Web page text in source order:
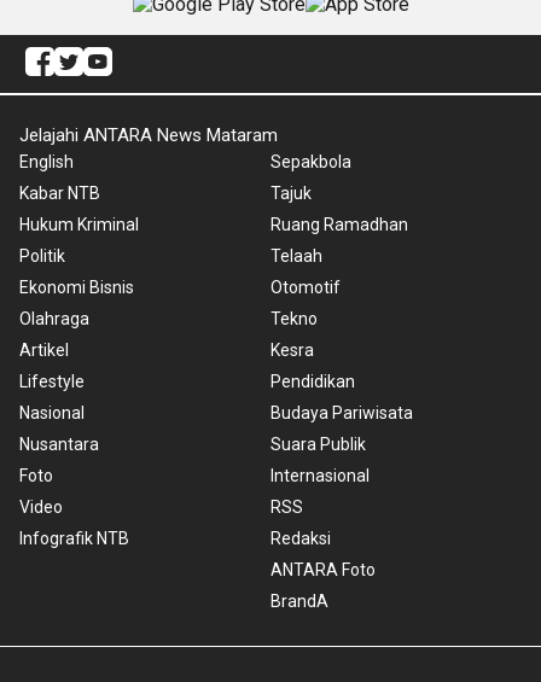
Jelajahi ANTARA News Mataram
English
Kabar NTB
Hukum Kriminal
Politik
Ekonomi Bisnis
Olahraga
Artikel
Lifestyle
Nasional
Nusantara
Foto
Video
Infografik NTB
Sepakbola
Tajuk
Ruang Ramadhan
Telaah
Otomotif
Tekno
Kesra
Pendidikan
Budaya Pariwisata
Suara Publik
Internasional
RSS
Redaksi
ANTARA Foto
BrandA